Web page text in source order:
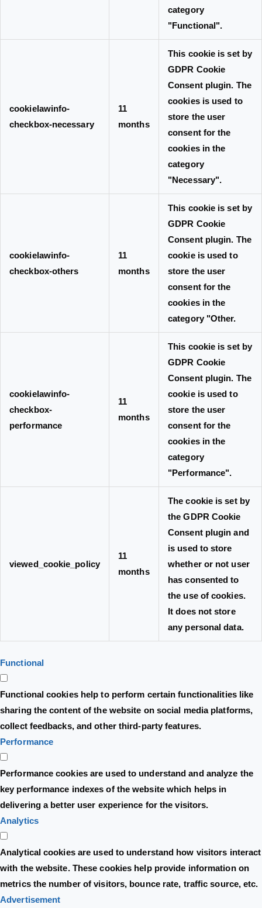
category
"Functional".
cookielawinfo-
checkbox-necessary
11
months
This cookie is set by
GDPR Cookie
Consent plugin. The
cookies is used to
store the user
consent for the
cookies in the
category
"Necessary".
cookielawinfo-
checkbox-others
11
months
This cookie is set by
GDPR Cookie
Consent plugin. The
cookie is used to
store the user
consent for the
cookies in the
category "Other.
cookielawinfo-
checkbox-
performance
11
months
This cookie is set by
GDPR Cookie
Consent plugin. The
cookie is used to
store the user
consent for the
cookies in the
category
"Performance".
viewed_cookie_policy
11
months
The cookie is set by
the GDPR Cookie
Consent plugin and
is used to store
whether or not user
has consented to
the use of cookies.
It does not store
any personal data.
Functional
Functional cookies help to perform certain functionalities like
sharing the content of the website on social media platforms,
collect feedbacks, and other third-party features.
Performance
Performance cookies are used to understand and analyze the
key performance indexes of the website which helps in
delivering a better user experience for the visitors.
Analytics
Analytical cookies are used to understand how visitors interact
with the website. These cookies help provide information on
metrics the number of visitors, bounce rate, traffic source, etc.
Advertisement